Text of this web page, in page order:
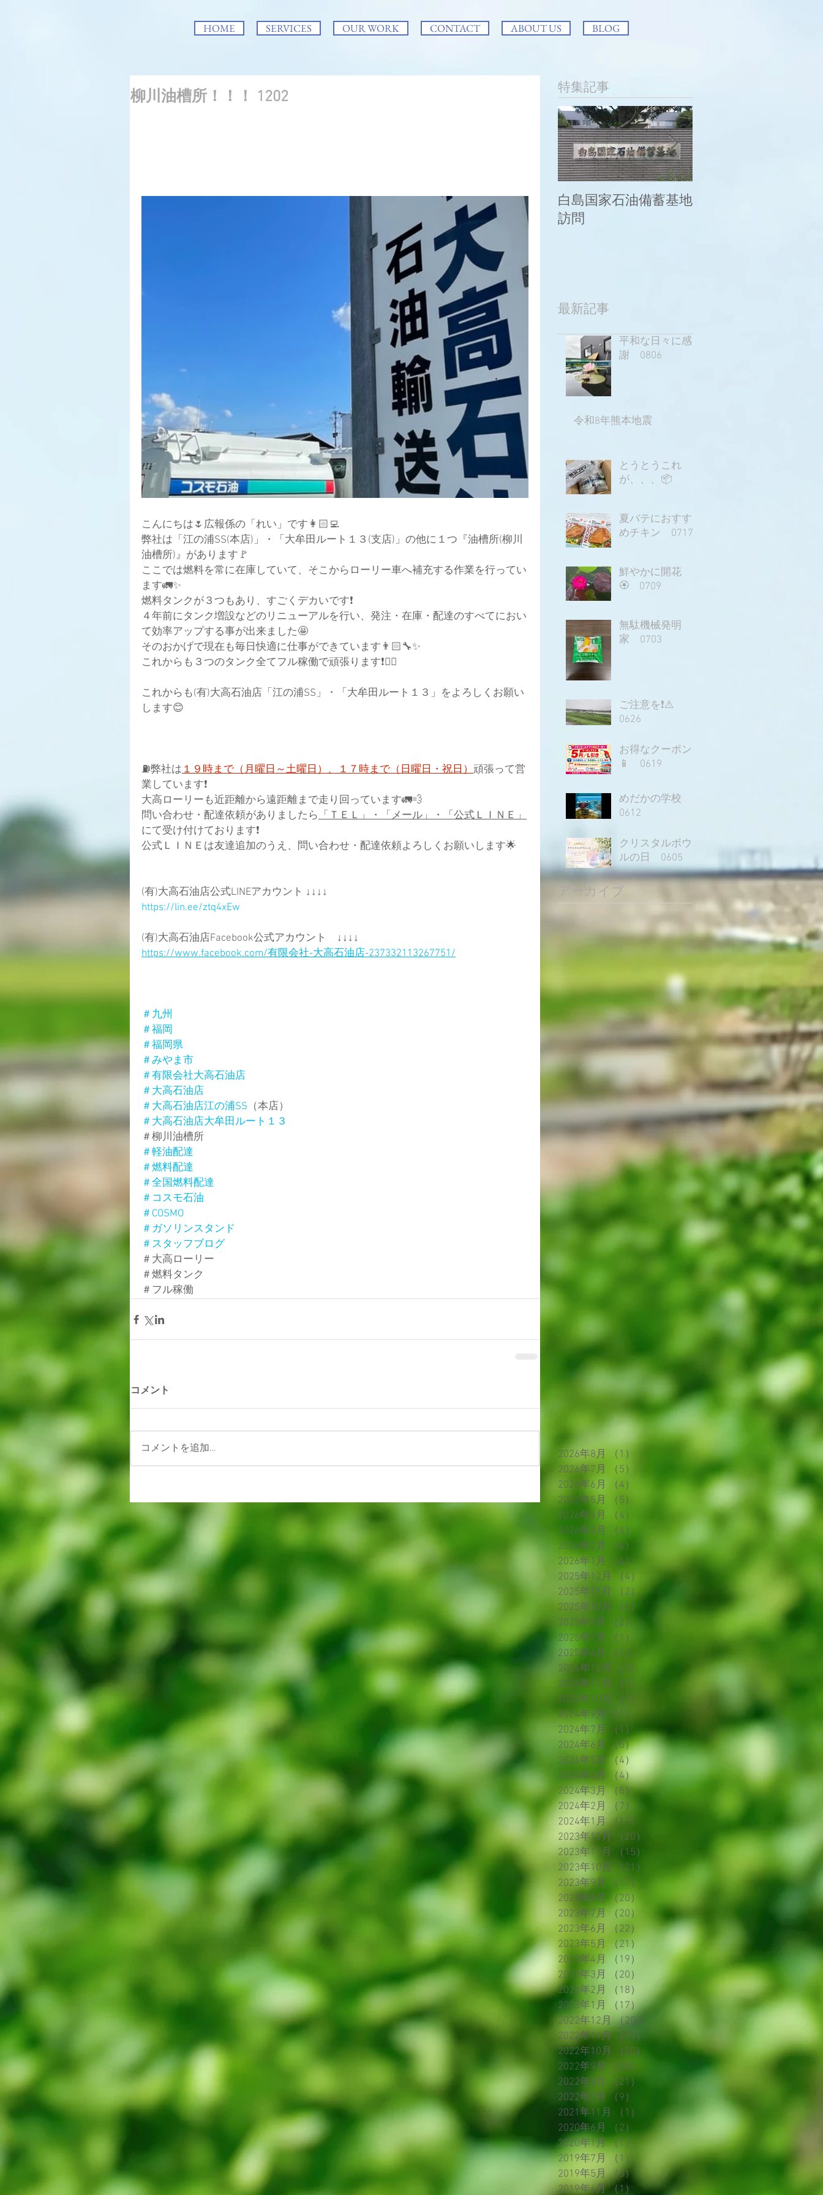
HOME SERVICES OUR WORK CONTACT ABOUT US BLOG
柳川油槽所！！！ 1202
こんにちは🌷広報係の「れい」です👩🏻‍💻
弊社は「江の浦SS(本店)」・「大牟田ルート１３(支店)」の他に１つ『油槽所(柳川
油槽所)』があります🚩
ここでは燃料を常に在庫していて、そこからローリー車へ補充する作業を行ってい
ます🚛✨
燃料タンクが３つもあり、すごくデカいです❗
４年前にタンク増設などのリニューアルを行い、発注・在庫・配達のすべてにおい
て効率アップする事が出来ました🤩
そのおかげで現在も毎日快適に仕事ができています👨🏻‍🔧✨
これからも３つのタンク全てフル稼働で頑張ります❗👍🏻
これからも(有)大高石油店「江の浦SS」・「大牟田ルート１３」をよろしくお願い
します😊
⛽弊社は１９時まで（月曜日～土曜日）、１７時まで（日曜日・祝日）頑張って営
業しています❗
大高ローリーも近距離から遠距離まで走り回っています🚛💨
問い合わせ・配達依頼がありましたら「ＴＥＬ」・「メール」・「公式ＬＩＮＥ」
にて受け付けております❗
公式ＬＩＮＥは友達追加のうえ、問い合わせ・配達依頼よろしくお願いします🌟
(有)大高石油店公式LINEアカウント ↓↓↓↓
https://lin.ee/ztq4xEw
(有)大高石油店Facebook公式アカウント　↓↓↓↓
https://www.facebook.com/有限会社-大高石油店-237332113267751/
＃九州
＃福岡
＃福岡県
＃みやま市
＃有限会社大高石油店
＃大高石油店
＃大高石油店江の浦SS （本店）
＃大高石油店大牟田ルート１３
＃柳川油槽所
＃軽油配達
＃燃料配達
＃全国燃料配達
＃コスモ石油
＃COSMO
＃ガソリンスタンド
＃スタッフブログ
＃大高ローリー
＃燃料タンク
＃フル稼働
コメント
コメントを追加…
特集記事
白島国家石油備蓄基地
訪問
最新記事
平和な日々に感
謝 0806
令和8年熊本地震
とうとうこれ
が、、、📦
夏バテにおすす
めチキン 0717
鮮やかに開花
🏵️ 0709
無駄機械発明
家 0703
ご注意を❗⚠️
0626
お得なクーポン
📱 0619
めだかの学校
0612
クリスタルボウ
ルの日 0605
アーカイブ
2026年8月 （1）
2026年7月
（5）
2026年6月
（4）
2026年5月
（5）
2026年4月
（4）
2026年3月
（4）
4件の記事
2026年2月
（4）
4件の記事
2026年1月
（4）
2025年12月
（4）
4件の記事
2025年11月
（2）2件の記事
2025年10月
（5）
2025年9月
（2）
2025年7月
（1）
2025年6月
（1）
2024年12月
（1）
2024年11月
（1）
2024年10月
（1）
2024年9月
（1）
2024年7月
（1）
1件の記事
2024年6月
（5）5件の記事
2024年5月
（4）
2024年4月
（4）4件の記事
2024年3月 （5）5件の記事
2024年2月
（7）
2024年1月 （17）
2023年12月
（20）
2023年11月
（15）
2023年10月
（21）
21件の記事
2023年9月
（17）
2023年8月 （20）
20件の記事
2023年7月
（20）
2023年6月
（22）
22件の記事
2023年5月 （21）
21件の記事
2023年4月
（19）
19件の記事
2023年3月
（20）
2023年2月
（18）
18件の記事
2023年1月
（17）17件の記事
2022年12月 （20）
2022年11月
（15）
15件の記事
2022年10月
（20）
20件の記事
2022年9月
（20）
2022年8月
（21）
21件の記事
2022年7月
（9）
2021年11月
（1）
1件の記事
2020年6月
（2）
2件の記事
2020年1月 （1）
1件の記事
2019年7月
（1）
1件の記事
2019年5月 （3）
3件の記事
2019年4月 （1） 1件の記事